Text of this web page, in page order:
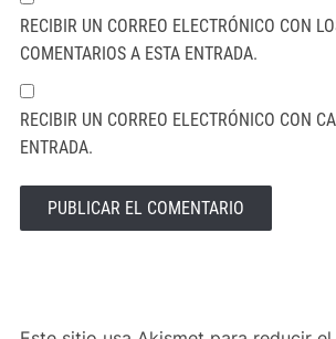
RECIBIR UN CORREO ELECTRÓNICO CON
COMENTARIOS A ESTA ENTRADA.
RECIBIR UN CORREO ELECTRÓNICO CON
ENTRADA.